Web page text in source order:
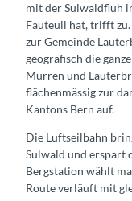
mit der Sulwaldfluh
Fauteuil hat, trifft
zur Gemeinde
geografisch die
Mürren und
flächenmässig zur
Kantons Bern auf.
Die Luftseilbahn
Sulwald und erspart
Bergstation wählt
Route verläuft mit